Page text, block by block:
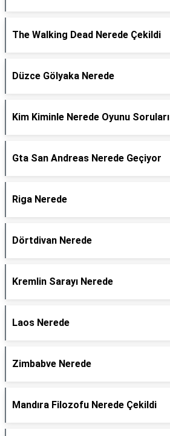
The Walking Dead Nerede Çekildi
Düzce Gölyaka Nerede
Kim Kiminle Nerede Oyunu Soruları
Gta San Andreas Nerede Geçiyor
Riga Nerede
Dörtdivan Nerede
Kremlin Sarayı Nerede
Laos Nerede
Zimbabve Nerede
Mandıra Filozofu Nerede Çekildi